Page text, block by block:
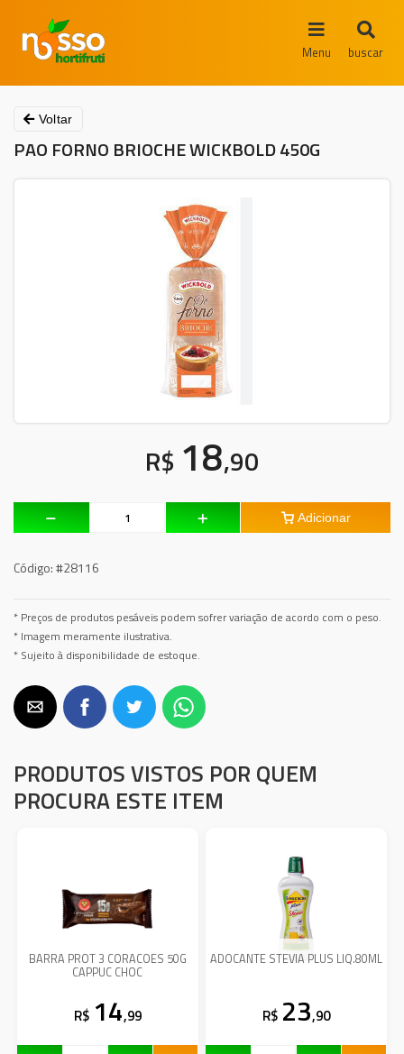
Menu buscar
Voltar
PAO FORNO BRIOCHE WICKBOLD 450G
R$ 18,90
Adicionar
Código:#28116
* Preços de produtos pesáveis podem sofrer variação de acordo com o peso.
* Imagem meramente ilustrativa.
* Sujeito à disponibilidade de estoque.
PRODUTOS VISTOS POR QUEM
PROCURA ESTE ITEM
BARRA PROT 3 CORACOES 50G
CAPPUC CHOC
R$ 14,99
ADOCANTE STEVIA PLUS LIQ.80ML
R$ 23,90